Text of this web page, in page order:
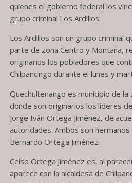
quienes el gobierno federal los
grupo criminal Los Ardillos.
Los Ardillos son un grupo criminal
parte de zona Centro y Montaña,
originarios los pobladores que
Chilpancingo durante el lunes y
Quechultenango es municipio de
donde son originarios los líderes
Jorge Iván Ortega Jiménez, de
autoridades. Ambos son
Bernardo Ortega Jiménez.
Celso Ortega Jiménez es, al
aparece con la alcaldesa de